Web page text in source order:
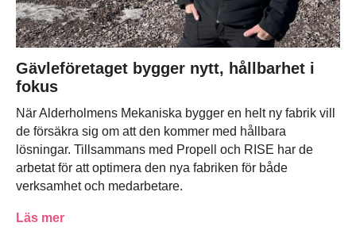
Gävleföretaget bygger nytt, hållbarhet i
fokus
När Alderholmens Mekaniska bygger en helt ny fabrik vill
de försäkra sig om att den kommer med hållbara
lösningar. Tillsammans med Propell och RISE har de
arbetat för att optimera den nya fabriken för både
verksamhet och medarbetare.
Läs mer